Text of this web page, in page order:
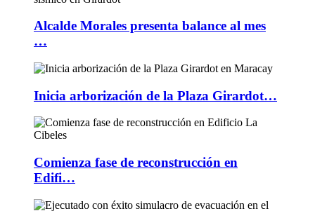
Alcalde Morales presenta balance al mes
…
Inicia arborización de la Plaza Girardot…
Comienza fase de reconstrucción en
Edifi…